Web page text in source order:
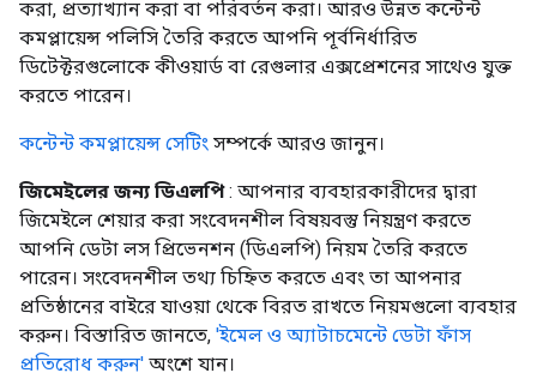
করা, প্রত্যাখ্যান করা বা পরিবর্তন করা। আরও উন্নত কন্টেন্ট
কমপ্লায়েন্স পলিসি তৈরি করতে আপনি পূর্বনির্ধারিত
ডিটেক্টরগুলোকে কীওয়ার্ড বা রেগুলার এক্সপ্রেশনের সাথেও যুক্ত
করতে পারেন।
কন্টেন্ট কমপ্লায়েন্স সেটিং সম্পর্কে আরও জানুন।
জিমেইলের জন্য ডিএলপি: আপনার ব্যবহারকারীদের দ্বারা
জিমেইলে শেয়ার করা সংবেদনশীল বিষয়বস্তু নিয়ন্ত্রণ করতে
আপনি ডেটা লস প্রিভেনশন (ডিএলপি) নিয়ম তৈরি করতে
পারেন। সংবেদনশীল তথ্য চিহ্নিত করতে এবং তা আপনার
প্রতিষ্ঠানের বাইরে যাওয়া থেকে বিরত রাখতে নিয়মগুলো ব্যবহার
করুন। বিস্তারিত জানতে, 'ইমেল ও অ্যাটাচমেন্টে ডেটা ফাঁস
প্রতিরোধ করুন' অংশে যান।